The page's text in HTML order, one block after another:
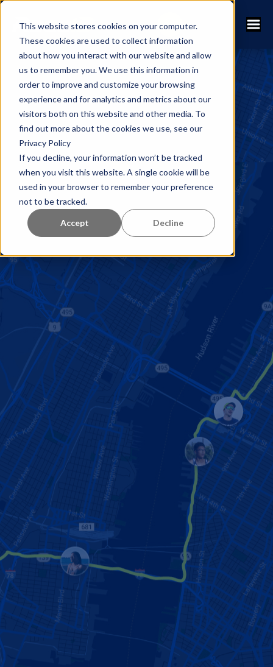
This website stores cookies on your computer.
These cookies are used to collect information
about how you interact with our website and allow
us to remember you. We use this information in
order to improve and customize your browsing
experience and for analytics and metrics about our
visitors both on this website and other media. To
find out more about the cookies we use, see our
Privacy Policy
If you decline, your information won’t be tracked
when you visit this website. A single cookie will be
used in your browser to remember your preference
not to be tracked.
Accept Decline